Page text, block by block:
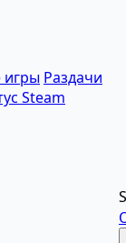
игры Раздачи
Steam